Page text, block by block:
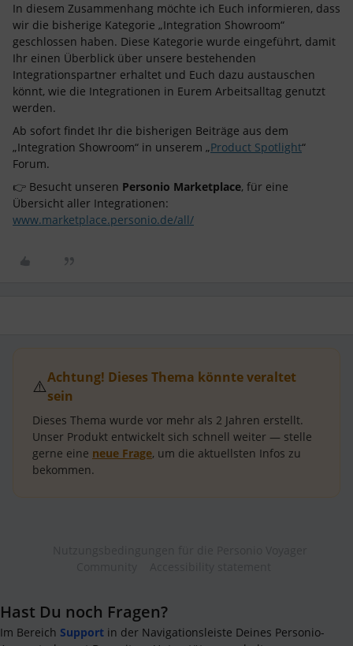
In diesem Zusammenhang möchte ich Euch informieren, dass
wir die bisherige Kategorie „Integration Showroom“
geschlossen haben. Diese Kategorie wurde eingeführt, damit
Ihr einen Überblick über unsere bestehenden
Integrationspartner erhaltet und Euch dazu austauschen
könnt, wie die Integrationen in Eurem Arbeitsalltag genutzt
werden.
Ab sofort findet Ihr die bisherigen Beiträge aus dem
„Integration Showroom“ in unserem „Product Spotlight“
Forum.
👉 Besucht unseren Personio Marketplace, für eine
Übersicht aller Integrationen:
www.marketplace.personio.de/all/
⚠️Achtung! Dieses Thema könnte veraltet
sein
Dieses Thema wurde vor mehr als 2 Jahren erstellt.
Unser Produkt entwickelt sich schnell weiter — stelle
gerne eine neue Frage, um die aktuellsten Infos zu
bekommen.
Hast Du noch Fragen?
Im Bereich Support in der Navigationsleiste Deines Personio-